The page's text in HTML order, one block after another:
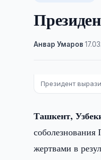
Анвар Умаров ·
Президент
Ташкент,
жертвами в